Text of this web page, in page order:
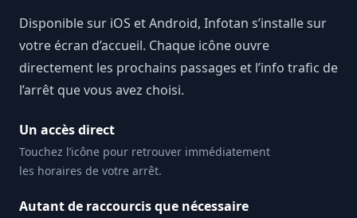
Disponible sur iOS et Android, Infotan s’installe sur
votre écran d’accueil. Chaque icône ouvre
directement les prochains passages et l’info trafic de
l’arrêt que vous avez choisi.
Un accès direct
Touchez l’icône pour retrouver immédiatement
les horaires de votre arrêt.
Autant de raccourcis que nécessaire